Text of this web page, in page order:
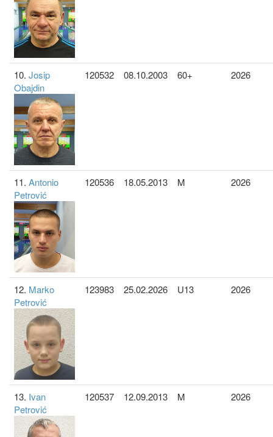
10. Josip
Obajdin
120532 08.10.2003 60+ 2026
11. Antonio
Petrović
120536 18.05.2013 M 2026
12. Marko
Petrović
123983 25.02.2026 U13 2026
13. Ivan
Petrović
120537 12.09.2013 M 2026